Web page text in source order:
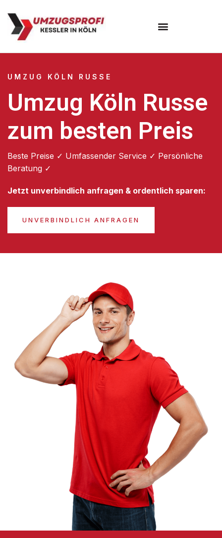
UMZUG KÖLN RUSSE
Umzug Köln Russe
zum besten Preis
Beste Preise ✓ Umfassender Service ✓ Persönliche
Beratung ✓
Jetzt unverbindlich anfragen & ordentlich sparen:
UNVERBINDLICH ANFRAGEN